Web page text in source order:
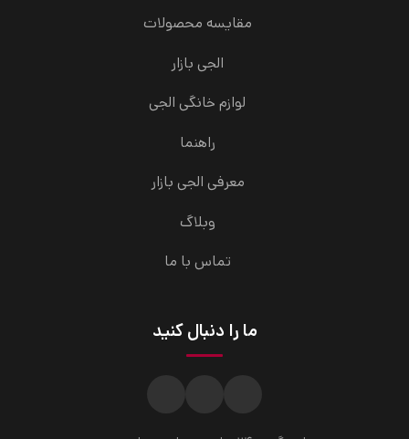
مقایسه محصولات
الجی بازار
لوازم خانگی الجی
راهنما
معرفی الجی بازار
وبلاگ
تماس با ما
ما را دنبال کنید